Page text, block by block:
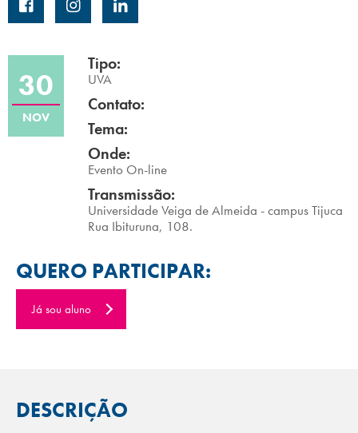
Campi/Unidades
Atendimento (21) 2574 8888
Conclua sua Matrícula
INSCREVA-SE
ÁREA DO ALUNO
30
NOV
Tipo:
UVA
Contato:
Tema:
Onde:
Evento On-line
Transmissão:
Universidade Veiga de Almeida - campus Tijuca
Rua Ibituruna, 108.
QUERO PARTICIPAR:
Já sou aluno
DESCRIÇÃO